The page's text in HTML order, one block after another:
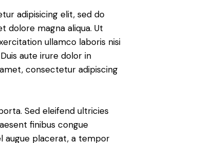
adipisicing elit, sed do
dolore magna aliqua. Ut
ullamco laboris nisi
aute irure dolor in
consectetur adipiscing
Sed eleifend ultricies
finibus congue
augue placerat, a tempor